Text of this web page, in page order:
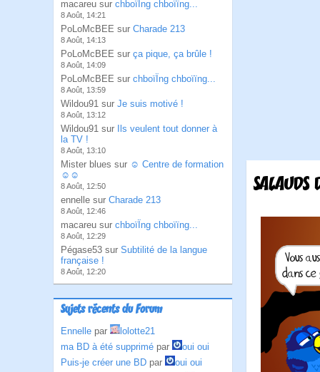
macareu sur chboïÏng chboïïng...
8 Août, 14:21
PoLoMcBEE sur Charade 213
8 Août, 14:13
PoLoMcBEE sur ça pique, ça brûle !
8 Août, 14:09
PoLoMcBEE sur chboïÏng chboïïng...
8 Août, 13:59
Wildou91 sur Je suis motivé !
8 Août, 13:12
Wildou91 sur
Ils veulent tout donner à
la TV !
8 Août, 13:10
Mister blues sur ☺ Centre de formation
☺☺
8 Août, 12:50
ennelle sur Charade 213
8 Août, 12:46
macareu sur chboïÏng chboïïng...
8 Août, 12:29
Pégase53 sur Subtilité de la langue
française !
8 Août, 12:20
Sujets récents du Forum
Ennelle par
lolotte21
ma BD à été supprimé par
oui oui
Puis-je créer une BD par
oui oui
SALAUDS